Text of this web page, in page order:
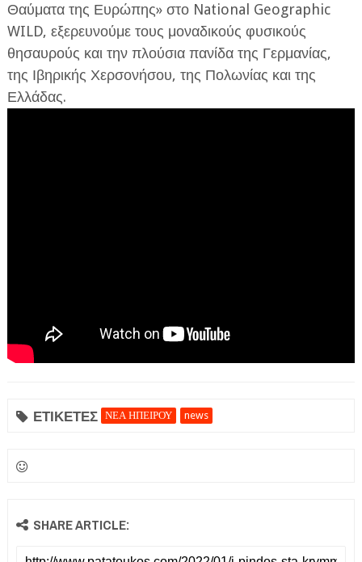
Θαύματα της Ευρώπης» στο National Geographic
WILD, εξερευνούμε τους μοναδικούς φυσικούς
θησαυρούς και την πλούσια πανίδα της Γερμανίας,
της Ιβηρικής Χερσονήσου, της Πολωνίας και της
Ελλάδας.
ΕΤΙΚΕΤΕΣ ΝΕΑ ΗΠΕΙΡΟΥ news
SHARE ARTICLE: